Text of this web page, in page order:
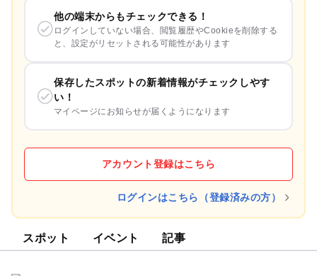
他の端末からもチェックできる！
ログインしていない場合、閲覧履歴やCookieを削除する
と、設定がリセットされる可能性があります
保存したスポットの新着情報がチェックしやす
い！
マイページにお知らせが届くようになります
アカウント登録はこちら
ログインはこちら（登録済みの方）
スポット イベント 記事